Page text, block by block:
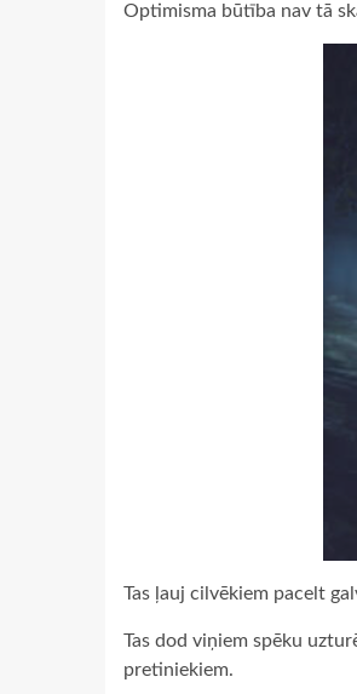
Optimisma būtība nav tā
Tas ļauj cilvēkiem pacelt
Tas dod viņiem spēku
pretiniekiem.